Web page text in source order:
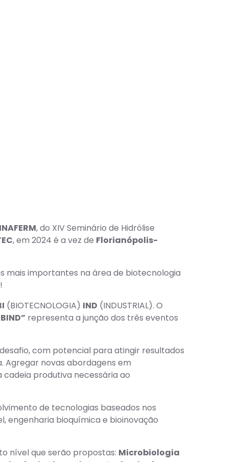
, do XIV Seminário de Hidrólise
, em 2024 é a vez de Florianópolis-
mais importantes na área de biotecnologia
(BIOTECNOLOGIA) IND (INDUSTRIAL). O
representa a junção dos três eventos
com potencial para atingir resultados
Agregar novas abordagens em
produtiva necessária ao
de tecnologias baseados nos
engenharia bioquímica e bioinovação
nível que serão propostas: Microbiologia